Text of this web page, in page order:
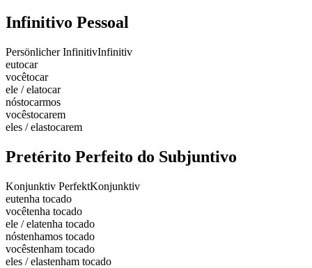
Infinitivo Pessoal
Persönlicher InfinitivInfinitiv
eutocar
vocêtocar
ele / elatocar
nóstocarmos
vocêstocarem
eles / elastocarem
Pretérito Perfeito do Subjuntivo
Konjunktiv PerfektKonjunktiv
eutenha tocado
vocêtenha tocado
ele / elatenha tocado
nóstenhamos tocado
vocêstenham tocado
eles / elastenham tocado